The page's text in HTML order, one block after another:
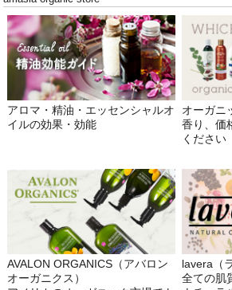
アロマ・精油・エッセンシャルオ
イルの効果・効能
オーガニ
香り、価
ください
AVALON ORGANICS（アバロン
オーガニクス）
lavera（
全ての肌